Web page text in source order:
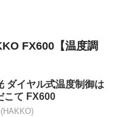
FX600【温度調
ダイヤル式温度制御は
こて FX600